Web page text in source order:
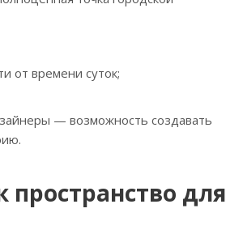
от времени суток;
— возможность создавать
для